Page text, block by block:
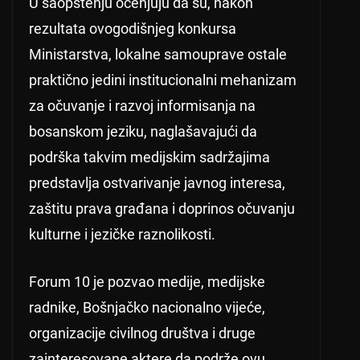
rezultata ovogodišnjeg konkursa
Ministarstva, lokalne samouprave ostale
praktično jedini institucionalni mehanizam
za očuvanje i razvoj informisanja na
bosanskom jeziku, naglašavajući da
podrška takvim medijskim sadržajima
predstavlja ostvarivanje javnog interesa,
zaštitu prava građana i doprinos očuvanju
kulturne i jezičke raznolikosti.
Forum 10 je pozvao medije, medijske
radnike, Bošnjačko nacionalno vijeće,
organizacije civilnog društva i druge